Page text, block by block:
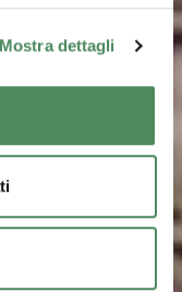
Mostra dettagli